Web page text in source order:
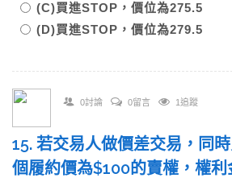
(C)買進STOP，價位為275.5
(D)買進STOP，價位為279.5
0討論 0留言 1追蹤
15. 若交易人做價差交易，同
個履約價為$100的賣權，權